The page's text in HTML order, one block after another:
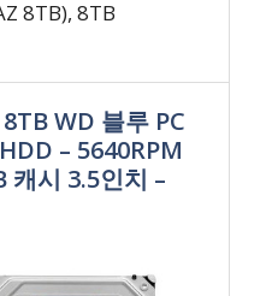
8TB), 8TB
WD 블루 PC
– 5640RPM
캐시 3.5인치 –